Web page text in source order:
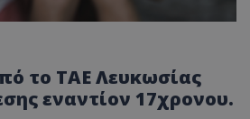
το ΤΑΕ Λευκωσίας
εναντίον 17χρονου.